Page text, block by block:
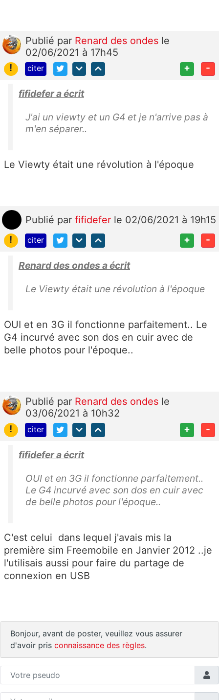
Publié par Renard des ondes le
02/06/2021 à 17h45
!
citer + -
fifidefer a écrit
J'ai un viewty et un G4 et je n'arrive pas à
m'en séparer..
Le Viewty était une révolution à l'époque
Publié par fifidefer le 02/06/2021 à 19h15
!
citer + -
Renard des ondes a écrit
Le Viewty était une révolution à l'époque
OUI et en 3G il fonctionne parfaitement.. Le
G4 incurvé avec son dos en cuir avec de
belle photos pour l'époque..
Publié par Renard des ondes le
03/06/2021 à 10h32
!
citer + -
fifidefer a écrit
OUI et en 3G il fonctionne parfaitement..
Le G4 incurvé avec son dos en cuir avec
de belle photos pour l'époque..
C'est celui dans lequel j'avais mis la
première sim Freemobile en Janvier 2012 ..je
l'utilisais aussi pour faire du partage de
connexion en USB
Bonjour, avant de poster, veuillez vous assurer
d'avoir pris connaissance des règles.